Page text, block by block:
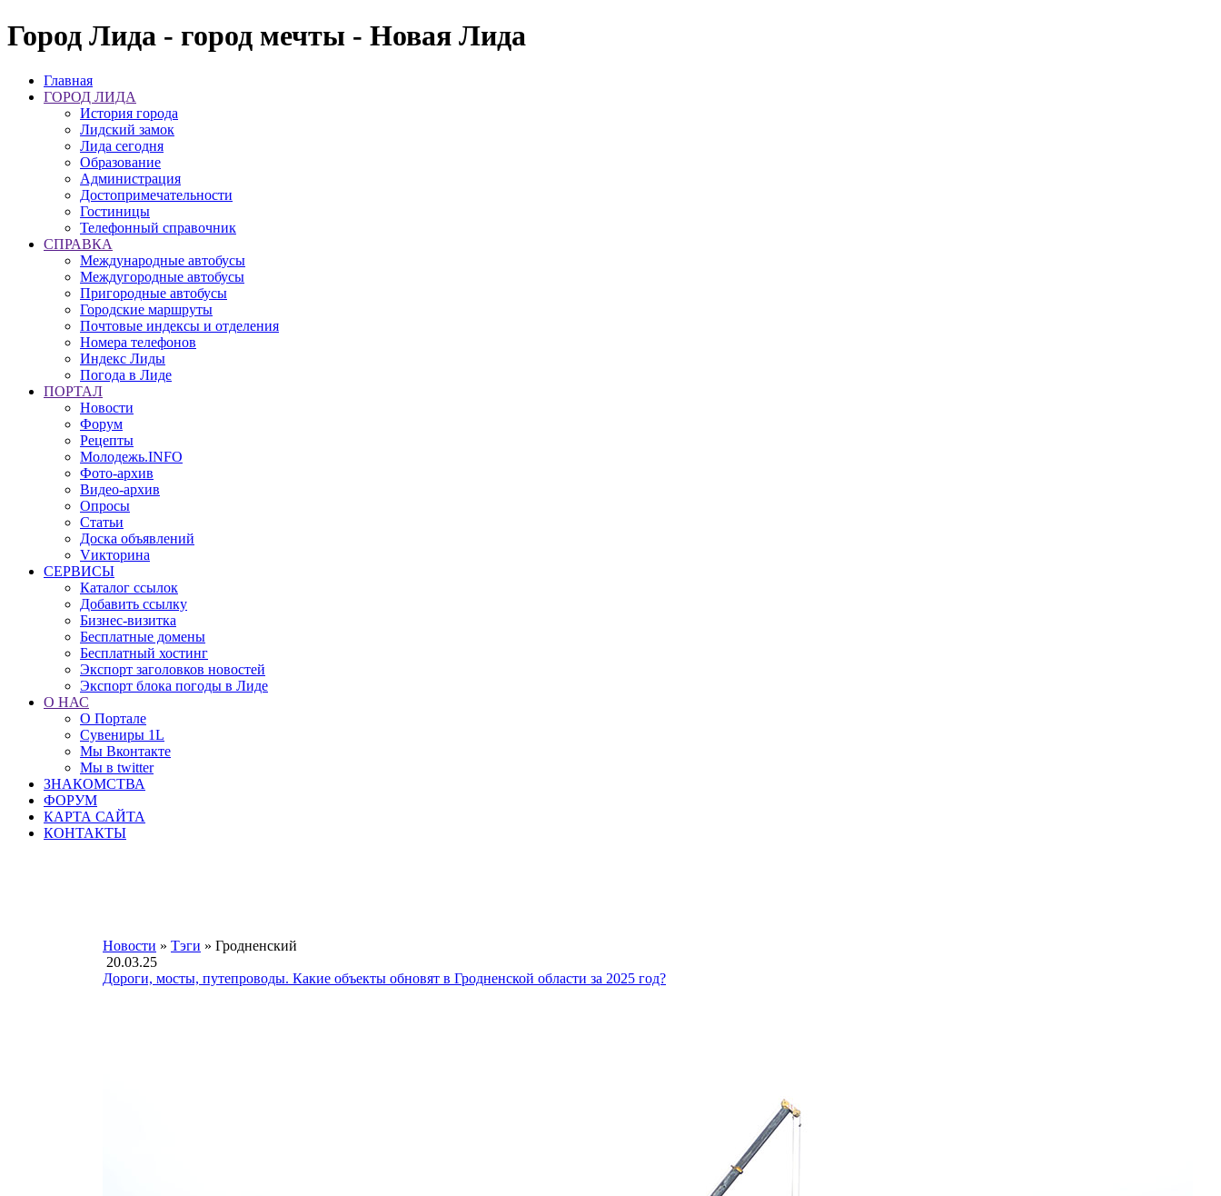
Город Лида - город мечты - Новая Лида
Главная
ГОРОД ЛИДА
История города
Лидский замок
Лида сегодня
Образование
Администрация
Достопримечательности
Гостиницы
Телефонный справочник
СПРАВКА
Международные автобусы
Междугородные автобусы
Пригородные автобусы
Городские маршруты
Почтовые индексы и отделения
Номера телефонов
Индекс Лиды
Погода в Лиде
ПОРТАЛ
Новости
Форум
Рецепты
Молодежь.INFO
Фото-архив
Видео-архив
Опросы
Статьи
Доска объявлений
Vикторина
СЕРВИСЫ
Каталог ссылок
Добавить ссылку
Бизнес-визитка
Бесплатные домены
Бесплатный хостинг
Экспорт заголовков новостей
Экспорт блока погоды в Лиде
О НАС
О Портале
Сувениры 1L
Мы Вконтакте
Мы в twitter
ЗНАКОМСТВА
ФОРУМ
КАРТА САЙТА
КОНТАКТЫ
Новости » Тэги » Гродненский
20.03.25
Дороги, мосты, путепроводы. Какие объекты обновят в Гродненской области за 2025 год?